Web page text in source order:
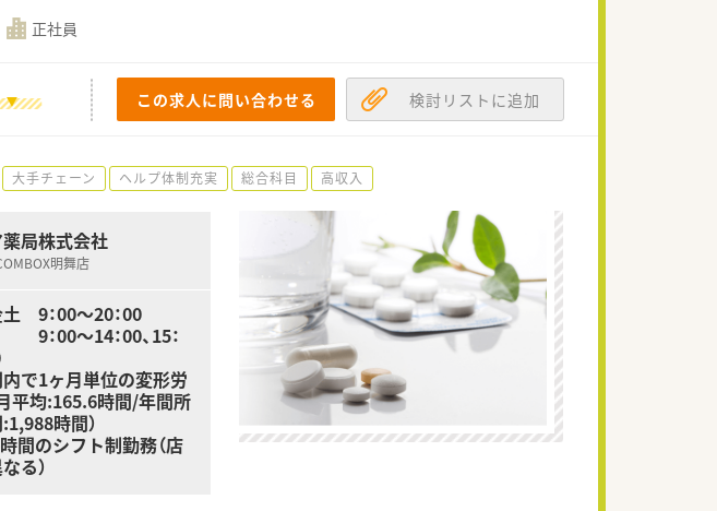
正社員
この求人に問い合わせる 検討リストに追加
大手チェーン ヘルプ体制充実 総合科目 高収入
局株式会社
明舞店
9：00～20：00
～14：00、15：
で1ヶ月単位の変形労
平均:165.6時間/年間所
時間）
間のシフト制勤務（店
る）